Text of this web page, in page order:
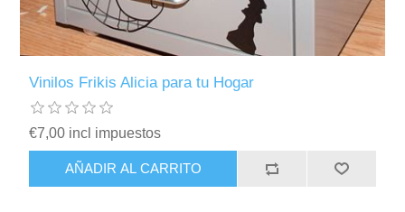
Vinilos Frikis Alicia para tu Hogar
€7,00 incl impuestos
AÑADIR AL CARRITO